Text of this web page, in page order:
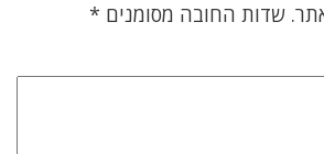
שדות החובה מסומנים *